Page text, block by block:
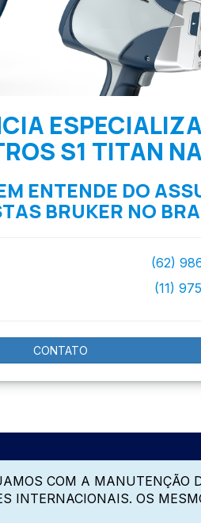
S1 TITAN
ENTENDE DO
BRUKER NO
(62)
(11)
CONTATO
COM A MANUTENÇÃO
INTERNACIONAIS. OS